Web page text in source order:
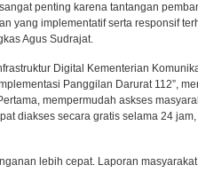
penting karena tantangan
yang implementatif serta responsif
Agus Sudrajat.
Digital Kementerian
Panggilan Darurat 112”,
mempermudah askses
diakses secara gratis selama 24
lebih cepat. Laporan